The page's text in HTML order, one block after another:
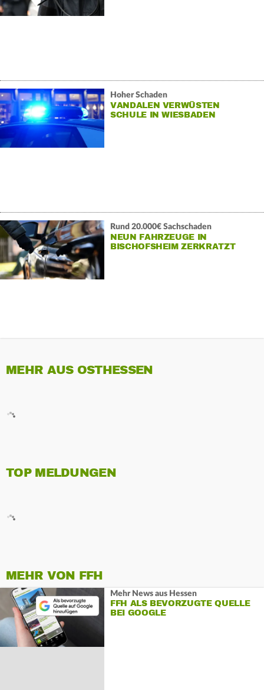
Hoher Schaden
VANDALEN VERWÜSTEN
SCHULE IN WIESBADEN
Rund 20.000€ Sachschaden
NEUN FAHRZEUGE IN
BISCHOFSHEIM ZERKRATZT
MEHR AUS OSTHESSEN
TOP MELDUNGEN
MEHR VON FFH
Mehr News aus Hessen
FFH ALS BEVORZUGTE QUELLE
BEI GOOGLE